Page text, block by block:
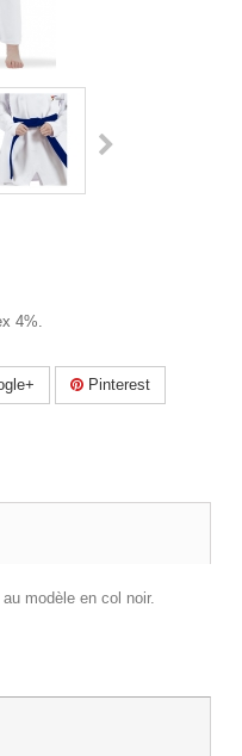
4%.
Pinterest
modèle en col noir.